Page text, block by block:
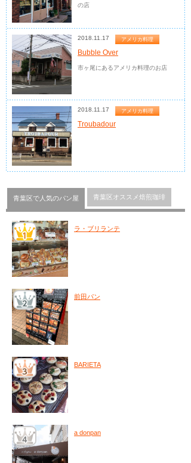
の店
2018.11.17 アメリカ料理
Bubble Over
市ヶ尾にあるアメリカ料理のお店
2018.11.17 アメリカ料理
Troubadour
青葉区で人気のパン屋 青葉区オススメ焙煎珈琲
ラ・ブリランテ
前田パン
BARIETA
a donpan